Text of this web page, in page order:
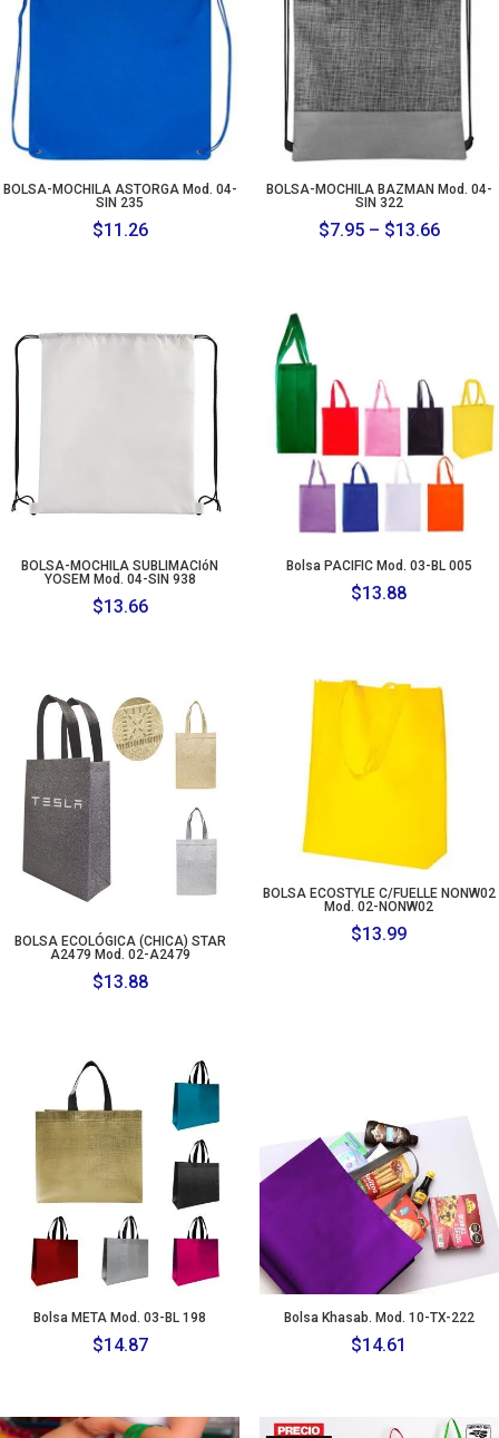
$13.32
BOLSA-MOCHILA ASTORGA Mod. 04-
SIN 235
$11.26
BOLSA-MOCHILA BAZMAN Mod. 04-
SIN 322
$7.95 – $13.66Price
BOLSA-MOCHILA SUBLIMACIóN
YOSEM Mod. 04-SIN 938
$13.66
Bolsa PACIFIC Mod. 03-BL 005
$13.88
BOLSA ECOLÓGICA (CHICA) STAR
A2479 Mod. 02-A2479
$13.88
BOLSA ECOSTYLE C/FUELLE NONW02
Mod. 02-NONW02
$13.99
Bolsa META Mod. 03-BL 198
$14.87
Bolsa Khasab. Mod. 10-TX-222
$14.61